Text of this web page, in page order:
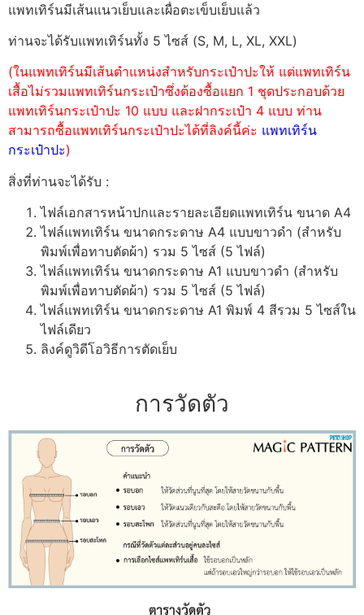
แพทเทิร์นมีเส้นแนวเย็บและเผื่อตะเข็บเย็บแล้ว
ท่านจะได้รับแพทเทิร์นทั้ง 5 ไซส์ (S, M, L, XL, XXL)
(ในแพทเทิร์นมีเส้นตำแหน่งสำหรับกระเป๋าปะให้ แต่แพทเทิร์น
เสื้อไม่รวมแพทเทิร์นกระเป๋าซึ่งต้องซื้อแยก 1 ชุดประกอบด้วย
แพทเทิร์นกระเป๋าปะ 10 แบบ และฝากระเป๋า 4 แบบ ท่าน
สามารถซื้อแพทเทิร์นกระเป๋าปะได้ที่ลิงค์นี้ค่ะ แพทเทิร์น
กระเป๋าปะ)
สิ่งที่ท่านจะได้รับ :
ไฟล์เอกสารหน้าปกและรายละเอียดแพทเทิร์น ขนาด A4
ไฟล์แพทเทิร์น ขนาดกระดาษ A4 แบบขาวดำ (สำหรับ
พิมพ์เพื่อทาบตัดผ้า) รวม 5 ไซส์ (5 ไฟล์)
ไฟล์แพทเทิร์น ขนาดกระดาษ A1 แบบขาวดำ (สำหรับ
พิมพ์เพื่อทาบตัดผ้า) รวม 5 ไซส์ (5 ไฟล์)
ไฟล์แพทเทิร์น ขนาดกระดาษ A1 พิมพ์ 4 สีรวม 5 ไซส์ใน
ไฟล์เดียว
ลิงค์ดูวิดีโอวิธีการตัดเย็บ
การวัดตัว